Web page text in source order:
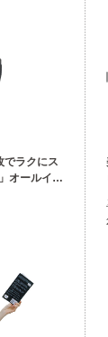
でラクにス
オールイン